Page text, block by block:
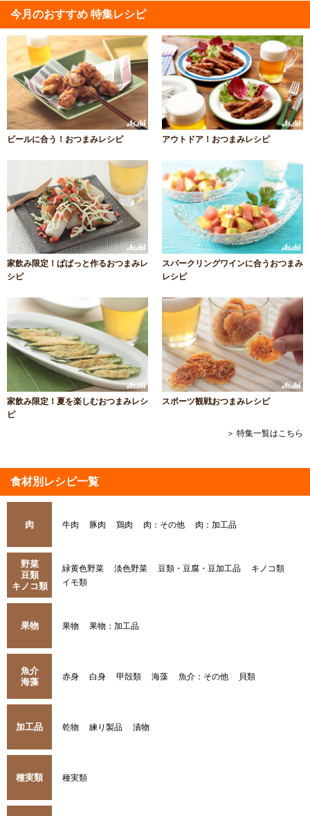
今月のおすすめ 特集レシピ
ビールに合う！おつまみレシピ アウトドア！おつまみレシピ
家飲み限定！ぱぱっと作るおつまみレ
シピ
スパークリングワインに合うおつまみ
レシピ
家飲み限定！夏を楽しむおつまみレシ
ピ
スポーツ観戦おつまみレシピ
＞ 特集一覧はこちら
食材別レシピ一覧
肉 牛肉 豚肉 鶏肉 肉：その他 肉：加工品
野菜
豆類
キノコ類
緑黄色野菜 淡色野菜 豆類・豆腐・豆加工品
キノコ類
イモ類
果物 果物 果物：加工品
魚介
海藻
赤身 白身 甲殻類 海藻 魚介：その他 貝類
加工品 乾物 練り製品 漬物
種実類 種実類